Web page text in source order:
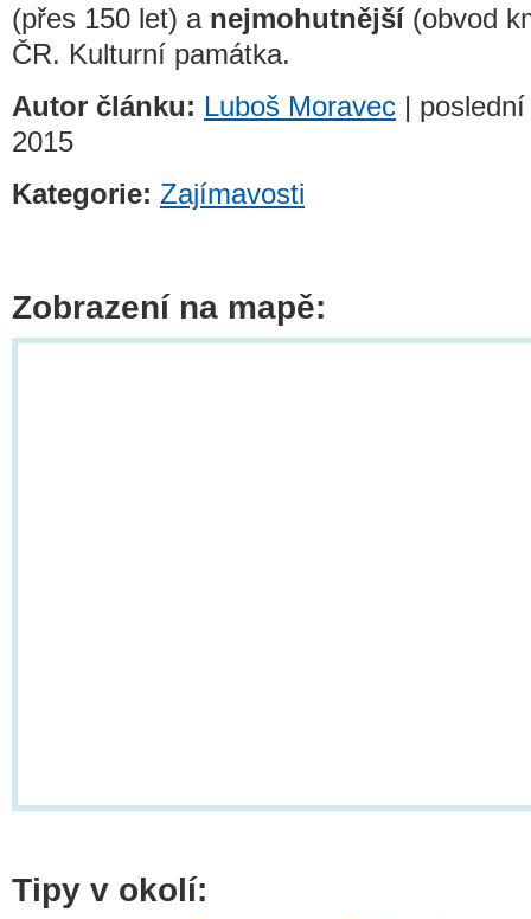
(přes 150 let) a nejmohutnější(obvod
ČR. Kulturní památka.
Autor článku: Luboš Moravec |
2015
Kategorie: Zajímavosti
Zobrazení na mapě:
Tipy v okolí: